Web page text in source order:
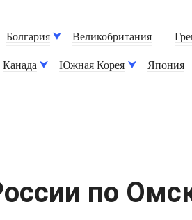
Болгария Великобритания
Канада Южная Корея Япония
по